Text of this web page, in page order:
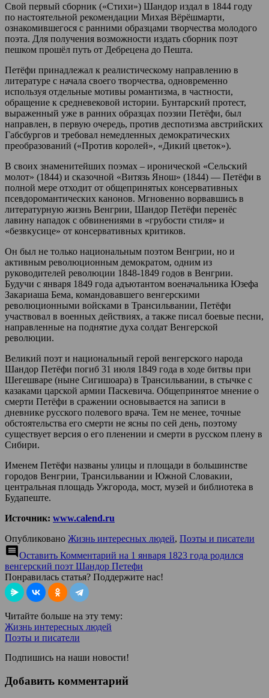
Свой первый сборник («Стихи») Шандор издал в 1844 году
по настоятельной рекомендации Михая Вёрёшмарти,
ознакомившегося с ранними образцами творчества молодого
поэта. Для получения возможности издать сборник поэт
пешком прошёл путь от Дебрецена до Пешта.
Петёфи принадлежал к реалистическому направлению в
литературе с начала своего творчества, одновременно
используя отдельные мотивы романтизма, в частности,
обращение к средневековой истории. Бунтарский протест,
выраженный уже в ранних образцах поэзии Петёфи, был
направлен, в первую очередь, против деспотизма австрийских
Габсбургов и требовал немедленных демократических
преобразований («Против королей», «Дикий цветок»).
В своих знаменитейших поэмах – иронической «Сельский
молот» (1844) и сказочной «Витязь Янош» (1844) — Петёфи в
полной мере отходит от общепринятых консервативных
псевдоромантических канонов. Мгновенно ворвавшись в
литературную жизнь Венгрии, Шандор Петёфи перенёс
лавину нападок с обвинениями в «грубости стиля» и
«безвкусице» от консервативных критиков.
Он был не только национальным поэтом Венгрии, но и
активным революционным демократом, одним из
руководителей революции 1848-1849 годов в Венгрии.
Будучи с января 1849 года адъютантом военачальника Юзефа
Закариаша Бема, командовавшего венгерскими
революционными войсками в Трансильвании, Петёфи
участвовал в военных действиях, а также писал боевые песни,
направленные на поднятие духа солдат Венгерской
революции.
Великий поэт и национальный герой венгерского народа
Шандор Петёфи погиб 31 июля 1849 года в ходе битвы при
Шегешваре (ныне Сигишоара) в Трансильвании, в стычке с
казаками царской армии Паскевича. Общепринятое мнение о
смерти Петёфи в сражении основывается на записи в
дневнике русского полевого врача. Тем не менее, точные
обстоятельства его смерти не ясны по сей день, поэтому
существует версия о его пленении и смерти в русском плену в
Сибири.
Именем Петёфи названы улицы и площади в большинстве
городов Венгрии, Трансильвании и Южной Словакии,
центральная площадь Ужгорода, мост, музей и библиотека в
Будапеште.
Источник: www.calend.ru
Опубликовано Жизнь интересных людей, Поэты и писатели
comment Оставить Комментарий на 1 января 1823 года родился
венгерский поэт Шандор Петефи
Понравилась статья? Поддержите нас!
Читайте больше на эту тему:
Жизнь интересных людей
Поэты и писатели
Подпишись на наши новости!
Добавить комментарий